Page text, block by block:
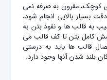
کوچک، مقرون به صرفه نمی
بسیار بالایی انجام شود،
به قالب ها و نفوذ بتن به
کامل بتن تا کف قالب می
قالب ها باید به درستی
بلند شدن آنها وجود دارد.